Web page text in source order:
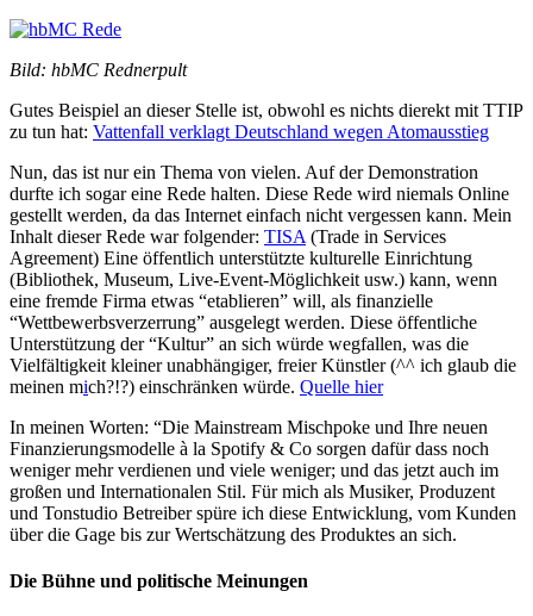
Bild: hbMC Rednerpult
Gutes Beispiel an dieser Stelle ist, obwohl es nichts dierekt mit TTIP
zu tun hat: Vattenfall verklagt Deutschland wegen Atomausstieg
Nun, das ist nur ein Thema von vielen. Auf der Demonstration
durfte ich sogar eine Rede halten. Diese Rede wird niemals Online
gestellt werden, da das Internet einfach nicht vergessen kann. Mein
Inhalt dieser Rede war folgender: TISA (Trade in Services
Agreement) Eine öffentlich unterstützte kulturelle Einrichtung
(Bibliothek, Museum, Live-Event-Möglichkeit usw.) kann, wenn
eine fremde Firma etwas “etablieren” will, als finanzielle
“Wettbewerbsverzerrung” ausgelegt werden. Diese öffentliche
Unterstützung der “Kultur” an sich würde wegfallen, was die
Vielfältigkeit kleiner unabhängiger, freier Künstler (^^ ich glaub die
meinen mich?!?) einschränken würde. Quelle hier
In meinen Worten: “Die Mainstream Mischpoke und Ihre neuen
Finanzierungsmodelle à la Spotify & Co sorgen dafür dass noch
weniger mehr verdienen und viele weniger; und das jetzt auch im
großen und Internationalen Stil. Für mich als Musiker, Produzent
und Tonstudio Betreiber spüre ich diese Entwicklung, vom Kunden
über die Gage bis zur Wertschätzung des Produktes an sich.
Die Bühne und politische Meinungen